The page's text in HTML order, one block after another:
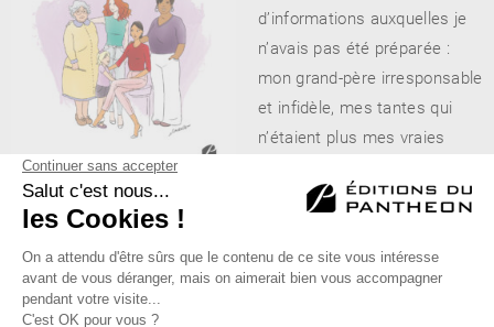
d’informations auxquelles je
n’avais pas été préparée :
mon grand-père irresponsable
et infidèle, mes tantes qui
n’étaient plus mes vraies
tantes», la guerre qu’elle avait
simplement, son histoire
sans filtre et sans personne